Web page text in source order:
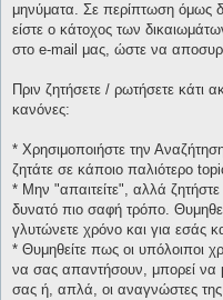
μηνύματα. Σε περίπτωση όμως
είστε ο κάτοχος των
στο e-mail μας, ώστε να
Πριν ζητήσετε / ρωτήσετε
κανόνες:
* Χρησιμοποιήστε την
ζητάτε σε κάποιο παλιότερο
* Μην "απαιτείτε", αλλά
δυνατό πιο σαφή τρόπο.
γλυτώνετε χρόνο και για εσάς
* Θυμηθείτε πως οι υπόλοιποι
να σας απαντήσουν, μπορεί να
σας ή, απλά, οι αναγνώστες